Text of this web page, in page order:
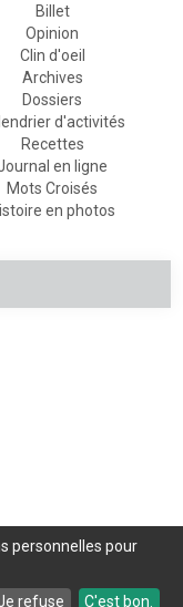
Billet
Opinion
Clin d'oeil
Archives
Dossiers
d'activités
Recettes
en ligne
Mots Croisés
en photos
personnelles pour
refuse C'est bon.